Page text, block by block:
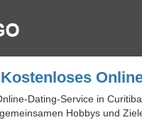
Kostenloses
Dating-Service in
Hobbys und